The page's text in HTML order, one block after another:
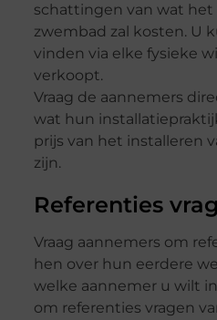
schattingen van wat
zwembad zal kosten. U
vinden via elke fysieke
verkoopt.
Vraag de aannemers
wat hun
prijs van het installeren
zijn.
Referenties
Vraag aannemers om
hen over hun eerdere
welke aannemer u wilt
om referenties vragen